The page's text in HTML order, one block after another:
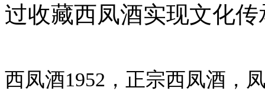
过收藏西凤酒实现文化
西凤酒1952，正宗西凤酒